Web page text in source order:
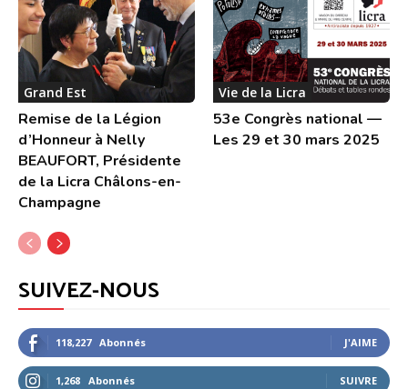
Grand Est
Remise de la Légion
d’Honneur à Nelly
BEAUFORT, Présidente
de la Licra Châlons-en-
Champagne
Vie de la Licra
53e Congrès national —
Les 29 et 30 mars 2025
SUIVEZ-NOUS
118,227 Abonnés J'AIME
1,268 Abonnés SUIVRE